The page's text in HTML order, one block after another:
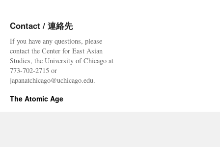
Contact / 連絡先
If you have any questions, please
contact the Center for East Asian
Studies, the University of Chicago at
773-702-2715 or
japanatchicago@uchicago.edu.
The Atomic Age